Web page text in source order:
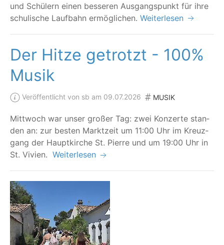
und Schü­lern einen bes­se­ren Aus­gangs­punkt für ihre
schu­li­sche Lauf­bahn ermöglichen. Weiterlesen
Der Hitze getrotzt - 100%
Musik
Veröffentlicht von sb am 09.07.2026 MUSIK
Mitt­woch war unser gro­ßer Tag: zwei Kon­zer­te stan­
den an: zur bes­ten Markt­zeit um 11:00 Uhr im Kreuz­
gang der Haupt­kir­che St. Pierre und um 19:00 Uhr in
St. Vivien. Weiterlesen